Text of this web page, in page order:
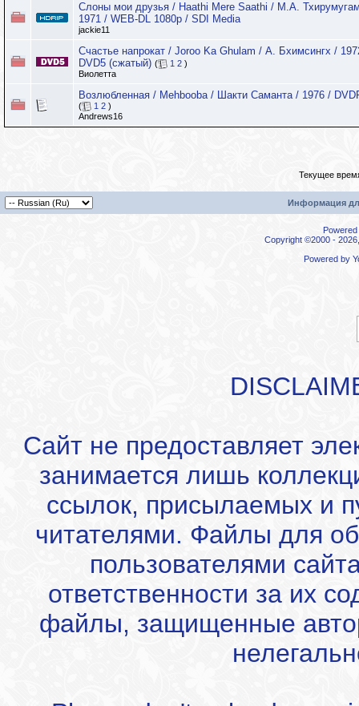
Слоны мои друзья / Haathi Mere Saathi / М.А.
1971 / WEB-DL 1080p / SDI Media
jackie11
Счастье напрокат / Joroo Ka Ghulam / А. Бхимсингх /
DVD5 (сжатый) ( 1 2 )
Виолетта
Возлюбленная / Mehbooba / Шакти Саманта / 1976 /
( 1 2 )
Andrews16
Текущее
Информация
Copyright ©2000 -
Powered by
Сайт не предоставляет
занимается лишь
ссылок, присылаемых и
читателями. Файлы для
пользователями
ответственности за их
файлы, защищенные